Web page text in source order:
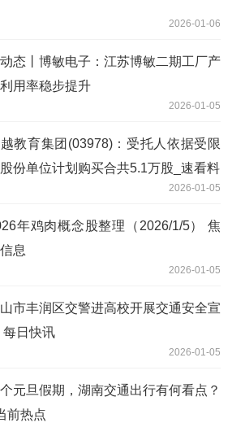
2026-01-06
态丨博敏电子：江苏博敏二期工厂产
用率稳步提升
2026-01-05
教育集团(03978)：受托人依据受限
份单位计划购买合共5.1万股_速看料
2026-01-05
年鸡肉概念股整理（2026/1/5） 焦
息
2026-01-05
市丰润区交警进高校开展交通安全宣
每日快讯
2026-01-05
元旦假期，湖南交通出行有何看点？
前热点